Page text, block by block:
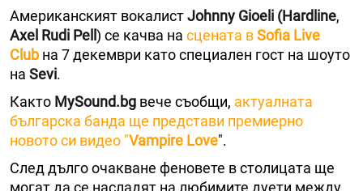
Американският вокалистJohnny Gioeli (Hardline,
Axel Rudi Pell ) се качва на сцената вSofia Live
Club на 7 декември като специален гост на шоуто
на Sеvi.
Както MySound.bg вече съобщи, актуалната
българска банда ще представи премиерно
новото си видео "Vampire Love".
След дълго очакване феновете в столицата ще
могат да се насладят на любимите дуети между